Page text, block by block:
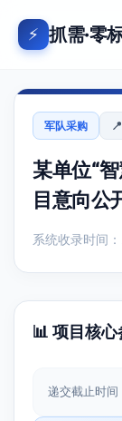
⚡ 抓需·零
军队采购
某单位“
目意向公
系统收录时间
📊 项目核心
递交截止时间